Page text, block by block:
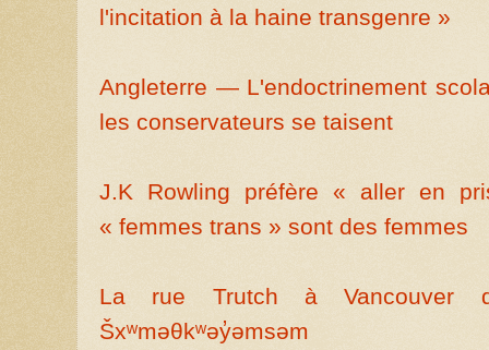
l'incitation à la haine transgenre »
Angleterre — L'endoctrinement
les conservateurs se taisent
J.K Rowling préfère « aller en
« femmes trans » sont des femmes
La rue Trutch à Vancouver
Šxʷməθkʷəy̓əmsəm